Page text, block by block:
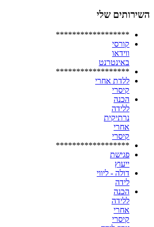
השירותים שלי
******************
קורסי
ווידאו
באינטרנט
******************
ללדת אחרי
קיסרי
הכנה
ללידה
נרתיקית
אחרי
קיסרי
******************
פגישת
ייעוץ
דולה - ליווי
לידה
הכנה
ללידה
אחרי
קיסרי